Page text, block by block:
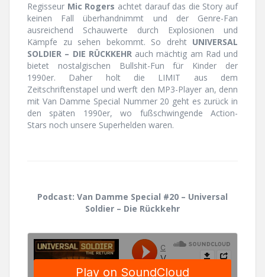
Regisseur Mic Rogers achtet darauf das die Story auf
keinen Fall überhandnimmt und der Genre-Fan
ausreichend Schauwerte durch Explosionen und
Kämpfe zu sehen bekommt. So dreht UNIVERSAL
SOLDIER – DIE RÜCKKEHRauch mächtig am Rad und
bietet nostalgischen Bullshit-Fun für Kinder der
1990er. Daher holt die LIMIT aus dem
Zeitschriftenstapel und werft den MP3-Player an, denn
mit Van Damme Special Nummer 20 geht es zurück in
den späten 1990er, wo fußschwingende Action-
Stars noch unsere Superhelden waren.
Podcast: Van Damme Special #20 – Universal
Soldier – Die Rückkehr